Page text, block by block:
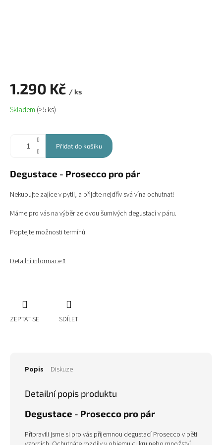
1.290 Kč / ks
Měrná
cena:
Skladem (>5 ks)
Přidat do košíku
Degustace - Prosecco pro pár
Nekupujte zajíce v pytli, a přijďte nejdřív svá vína ochutnat!
Máme pro vás na výběr ze dvou šumivých degustací v páru.
Poptejte možnosti termínů.
Detailní informace
ZEPTAT SE SDÍLET
Popis Diskuze
Detailní popis produktu
Degustace - Prosecco pro pár
Připravili jsme si pro vás příjemnou degustací Prosecco v pěti